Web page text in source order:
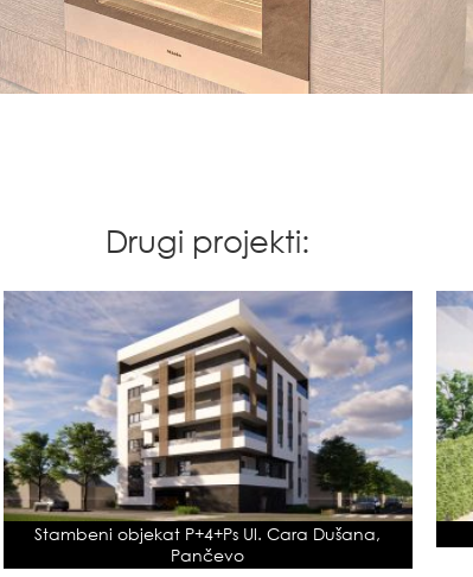
Drugi projekti:
Stambeni objekat P+4+Ps Ul. Cara Dušana,
Pančevo